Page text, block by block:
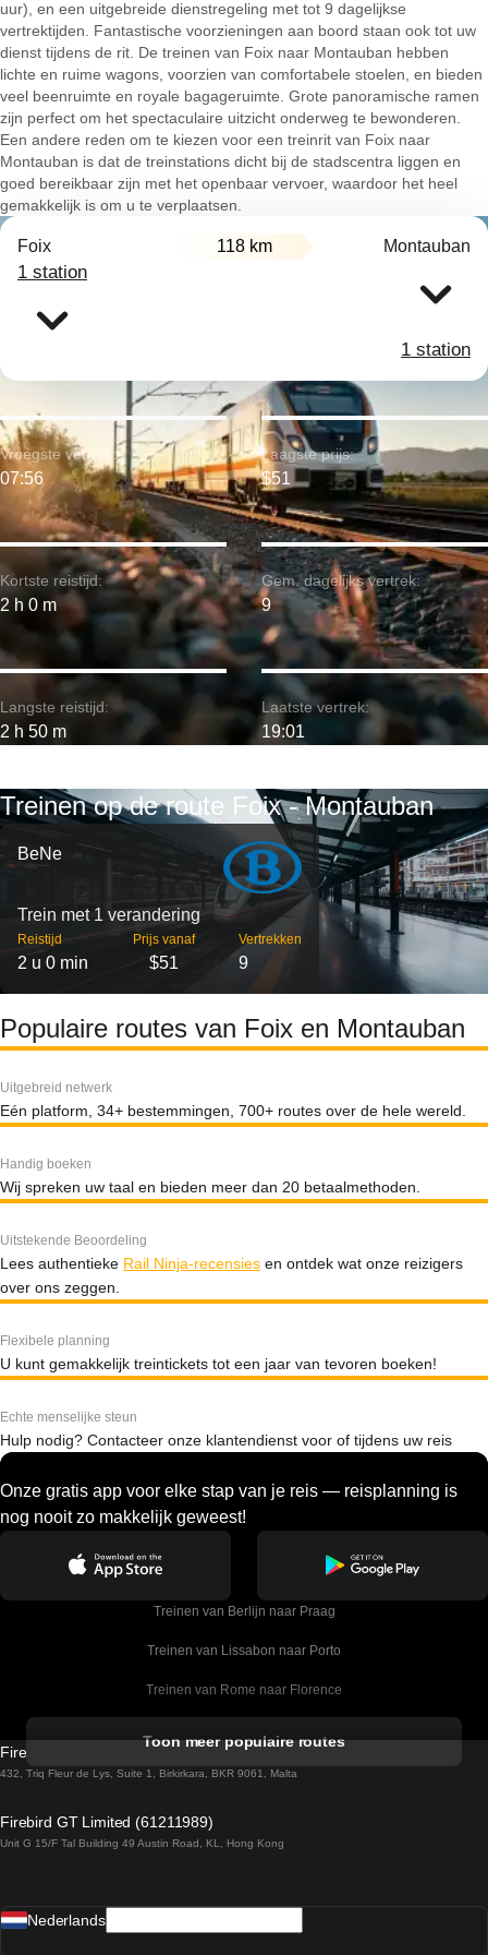
uur), en een uitgebreide dienstregeling met tot 9 dagelijkse
vertrektijden. Fantastische voorzieningen aan boord staan ook tot uw
dienst tijdens de rit. De treinen van Foix naar Montauban hebben
lichte en ruime wagons, voorzien van comfortabele stoelen, en bieden
veel beenruimte en royale bagageruimte. Grote panoramische ramen
zijn perfect om het spectaculaire uitzicht onderweg te bewonderen.
Een andere reden om te kiezen voor een treinrit van Foix naar
Montauban is dat de treinstations dicht bij de stadscentra liggen en
goed bereikbaar zijn met het openbaar vervoer, waardoor het heel
gemakkelijk is om u te verplaatsen.
Foix 118 km Montauban
1 station
1 station
Kortste reistijd:
2 h 0 m
Vroegste vertrek:
07:56
Langste reistijd:
2 h 50 m
Laagste prijs:
$51
Gem. dagelijks vertrek:
9
Laatste vertrek:
19:01
Treinen op de route Foix - Montauban
BeNe
Trein met 1 verandering
Reistijd
2 u 0 min
Prijs vanaf
$51
Vertrekken
9
Populaire routes van Foix en Montauban
Uitgebreid netwerk
Eén platform, 34+ bestemmingen, 700+ routes over de hele wereld.
Handig boeken
Wij spreken uw taal en bieden meer dan 20 betaalmethoden.
Uitstekende Beoordeling
Lees authentieke Rail Ninja-recensies en ontdek wat onze reizigers
over ons zeggen.
Flexibele planning
U kunt gemakkelijk treintickets tot een jaar van tevoren boeken!
Echte menselijke steun
Hulp nodig? Contacteer onze klantendienst voor of tijdens uw reis
Onze gratis app voor elke stap van je reis — reisplanning is
nog nooit zo makkelijk geweest!
Treinen van Berlijn naar Praag
Treinen van Lissabon naar Porto
Treinen van Rome naar Florence
Treinen van Sevilla naar Barcelona
Treinen van Praag naar Wenen
Toon meer populaire routes
Firebird GT Limited (OC 1451)
432, Triq Fleur de Lys, Suite 1, Birkirkara, BKR 9061, Malta
Firebird GT Limited (61211989)
Unit G 15/F Tal Building 49 Austin Road, KL, Hong Kong
Nederlands